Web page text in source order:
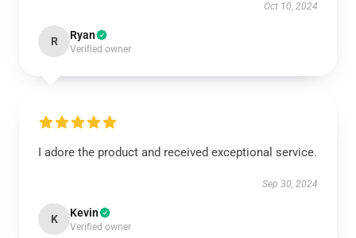
Oct 10, 2024
R Ryan
Verified owner
I adore the product and received exceptional service.
Sep 30, 2024
K Kevin
Verified owner